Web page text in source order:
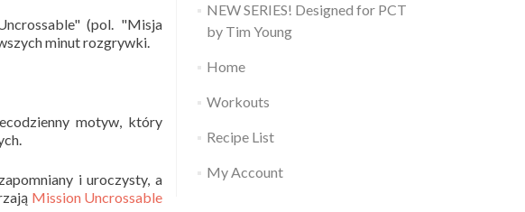
(pol. "Misja
minut rozgrywki.
motyw, który
i uroczysty, a
Mission Uncrossable
NEW SERIES! Designed for PCT
by Tim Young
Home
Workouts
Recipe List
My Account